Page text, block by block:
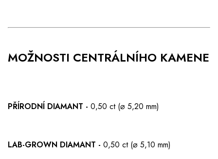
MOŽNOSTI CENTRÁLNÍHO KAMENE
PŘÍRODNÍ DIAMANT - 0,50 ct (⌀ 5,20 mm)
LAB-GROWN DIAMANT - 0,50 ct (⌀ 5,10 mm)